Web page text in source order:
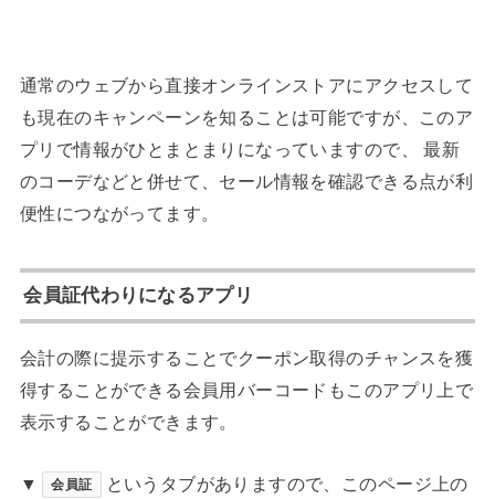
通常のウェブから直接オンラインストアにアクセスして
も現在のキャンペーンを知ることは可能ですが、このア
プリで情報がひとまとまりになっていますので、 最新
のコーデなどと併せて、セール情報を確認できる点が利
便性につながってます。
会員証代わりになるアプリ
会計の際に提示することでクーポン取得のチャンスを獲
得することができる会員用バーコードもこのアプリ上で
表示することができます。
▼ 会員証
というタブがありますので、このページ上の